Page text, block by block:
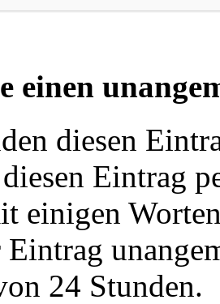
einen
diesen
Eintrag
einigen
Eintrag
24 Stunden.